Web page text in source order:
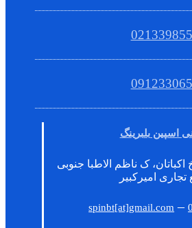
اسپین بلبرینگ
ک ناظم الاطبا جنوبی
امیرکبیر
spinbt[at]gmail.com –